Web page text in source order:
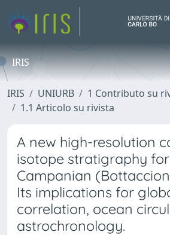
IRIS
IRIS UNIURB
1 Contributo su
1.1 Articolo su rivista
A new high-resolution
isotope stratigraphy
Campanian
Its implications for
correlation, ocean
astrochronology.